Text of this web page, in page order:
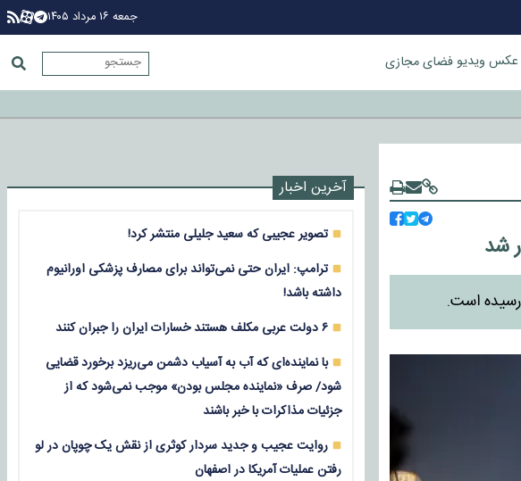
جمعه ۱۶ مرداد ۱۴۰۵
عکس ویدیوفضای مجازی
آخرین اخبار
تصویر عجیبی که سعید جلیلی منتشر کرد!
ترامپ: ایران حتی نمی‌تواند برای مصارف پزشکی اورانیوم
داشته باشد!
۶ دولت عربی مکلف هستند خسارات ایران را جبران کنند
با نماینده‌ای که آب به آسیاب دشمن می‌ریزد برخورد قضایی
شود/ صرف «نماینده مجلس بودن» موجب نمی‌شود که از
جزئیات مذاکرات با خبر باشند
روایت عجیب و جدید سردار کوثری از نقش یک چوپان در لو
رفتن عملیات آمریکا در اصفهان